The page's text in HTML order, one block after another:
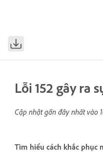
Lỗi 152 gây ra
Cập nhật gần đây nhất vào
Tìm hiểu cách khắc phục